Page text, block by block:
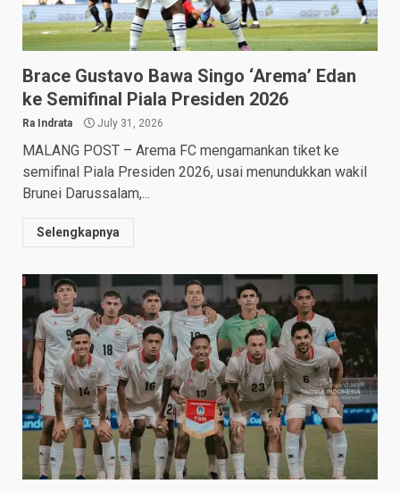
Brace Gustavo Bawa Singo ‘Arema’ Edan
ke Semifinal Piala Presiden 2026
Ra Indrata July 31, 2026
MALANG POST – Arema FC mengamankan tiket ke
semifinal Piala Presiden 2026, usai menundukkan wakil
Brunei Darussalam,...
Selengkapnya